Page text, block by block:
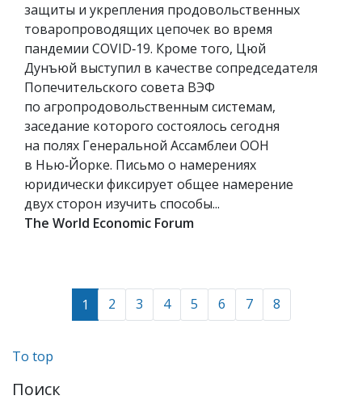
защиты и укрепления продовольственных
товаропроводящих цепочек во время
пандемии COVID‑19. Кроме того, Цюй
Дунъюй выступил в качестве сопредседателя
Попечительского совета ВЭФ
по агропродовольственным системам,
заседание которого состоялось сегодня
на полях Генеральной Ассамблеи ООН
в Нью‑Йорке. Письмо о намерениях
юридически фиксирует общее намерение
двух сторон изучить способы...
The World Economic Forum
1 2 3 4 5 6 7 8
To top
Поиск